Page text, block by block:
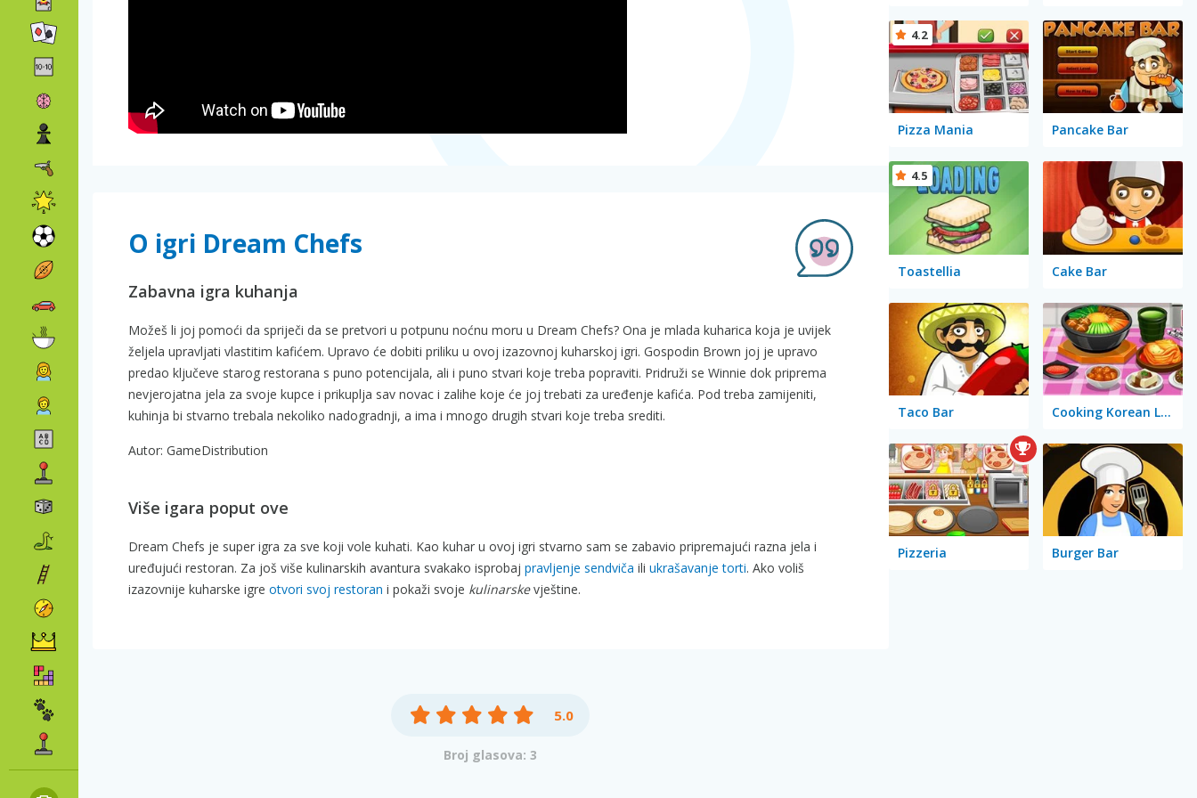
O igri Dream Chefs
Zabavna igra kuhanja
Možeš li joj pomoći da spriječi da se pretvori u potpunu noćnu moru u Dream Chefs? Ona je mlada kuharica koja je uvijek
željela upravljati vlastitim kafićem. Upravo će dobiti priliku u ovoj izazovnoj kuharskoj igri. Gospodin Brown joj je upravo
predao ključeve starog restorana s puno potencijala, ali i puno stvari koje treba popraviti. Pridruži se Winnie dok priprema
nevjerojatna jela za svoje kupce i prikuplja sav novac i zalihe koje će joj trebati za uređenje kafića. Pod treba zamijeniti,
kuhinja bi stvarno trebala nekoliko nadogradnji, a ima i mnogo drugih stvari koje treba srediti.
Autor: GameDistribution
Više igara poput ove
Dream Chefs je super igra za sve koji vole kuhati. Kao kuhar u ovoj igri stvarno sam se zabavio pripremajući razna jela i
uređujući restoran. Za još više kulinarskih avantura svakako isprobaj pravljenje sendviča ili ukrašavanje torti. Ako voliš
izazovnije kuharske igre otvori svoj restoran i pokaži svoje kulinarskevještine.
5.0
Broj glasova: 3
Pizza Mania
4.2
Pancake Bar
Toastellia
4.5
Cake Bar
Taco Bar Cooking Korean Lesson
Pizzeria Burger Bar